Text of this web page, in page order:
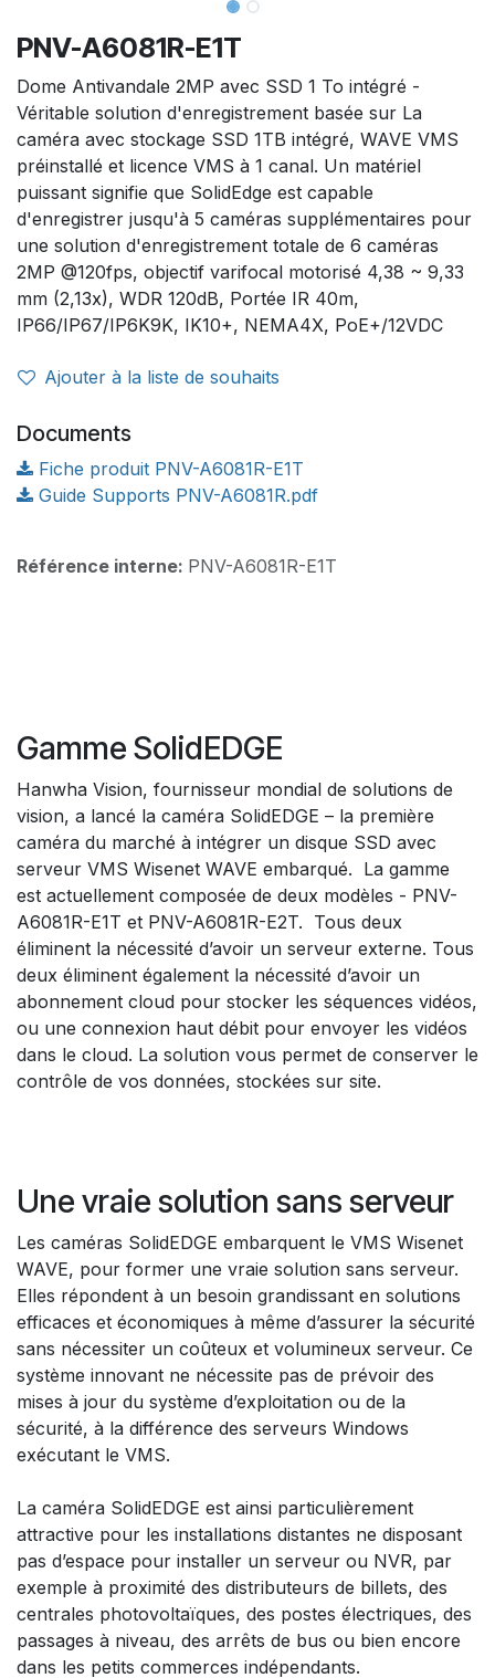
PNV-A6081R-E1T
Dome Antivandale 2MP avec SSD 1 To intégré -
Véritable solution d'enregistrement basée sur La
caméra avec stockage SSD 1TB intégré, WAVE VMS
préinstallé et licence VMS à 1 canal. Un matériel
puissant signifie que SolidEdge est capable
d'enregistrer jusqu'à 5 caméras supplémentaires pour
une solution d'enregistrement totale de 6 caméras
2MP @120fps, objectif varifocal motorisé 4,38 ~ 9,33
mm (2,13x), WDR 120dB, Portée IR 40m,
IP66/IP67/IP6K9K, IK10+, NEMA4X, PoE+/12VDC
Ajouter à la liste de souhaits
Documents
Fiche produit PNV-A6081R-E1T
Guide Supports PNV-A6081R.pdf
Référence interne: PNV-A6081R-E1T
Gamme SolidEDGE
Hanwha Vision, fournisseur mondial de solutions de
vision, a lancé la caméra SolidEDGE – la première
caméra du marché à intégrer un disque SSD avec
serveur VMS Wisenet WAVE embarqué. La gamme
est actuellement composée de deux modèles - PNV-
A6081R-E1T et PNV-A6081R-E2T. Tous deux
éliminent la nécessité d’avoir un serveur externe. Tous
deux éliminent également la nécessité d’avoir un
abonnement cloud pour stocker les séquences vidéos,
ou une connexion haut débit pour envoyer les vidéos
dans le cloud. La solution vous permet de conserver le
contrôle de vos données, stockées sur site.
Une vraie solution sans serveur
Les caméras SolidEDGE embarquent le VMS Wisenet
WAVE, pour former une vraie solution sans serveur.
Elles répondent à un besoin grandissant en solutions
efficaces et économiques à même d’assurer la sécurité
sans nécessiter un coûteux et volumineux serveur. Ce
système innovant ne nécessite pas de prévoir des
mises à jour du système d’exploitation ou de la
sécurité, à la différence des serveurs Windows
exécutant le VMS.
La caméra SolidEDGE est ainsi particulièrement
attractive pour les installations distantes ne disposant
pas d’espace pour installer un serveur ou NVR, par
exemple à proximité des distributeurs de billets, des
centrales photovoltaïques, des postes électriques, des
passages à niveau, des arrêts de bus ou bien encore
dans les petits commerces indépendants.